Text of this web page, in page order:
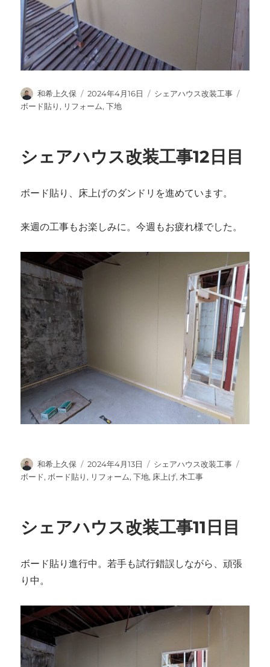
投
稿
和希上久保
投
稿
2024年4月16日
カ
シェアハウス改装工事
ボード貼り, リフォーム,下地
シェアハウス改装工事12日目
ボード貼り、床上げのダンドリを進めています。
来週の工事もお楽しみに。今週もお疲れ様でした。
投
稿
和希上久保
投
稿
2024年4月13日
カ
テ
シェアハウス改装工事
ボード, ボード貼り , リフォーム,下地, 床上げ, 木工事
シェアハウス改装工事11日目
ボード貼り進行中。若手も試行錯誤しながら、頑張
り中。